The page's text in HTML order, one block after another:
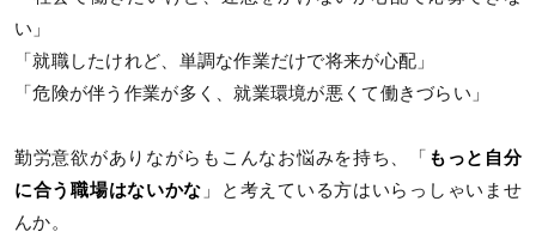
い」
「就職したけれど、単調な作業だけで将来が心配」
「危険が伴う作業が多く、就業環境が悪くて働きづらい」
勤労意欲がありながらもこんなお悩みを持ち、「 もっと自分
に合う職場はないかな 」と考えている方はいらっしゃいませ
んか。